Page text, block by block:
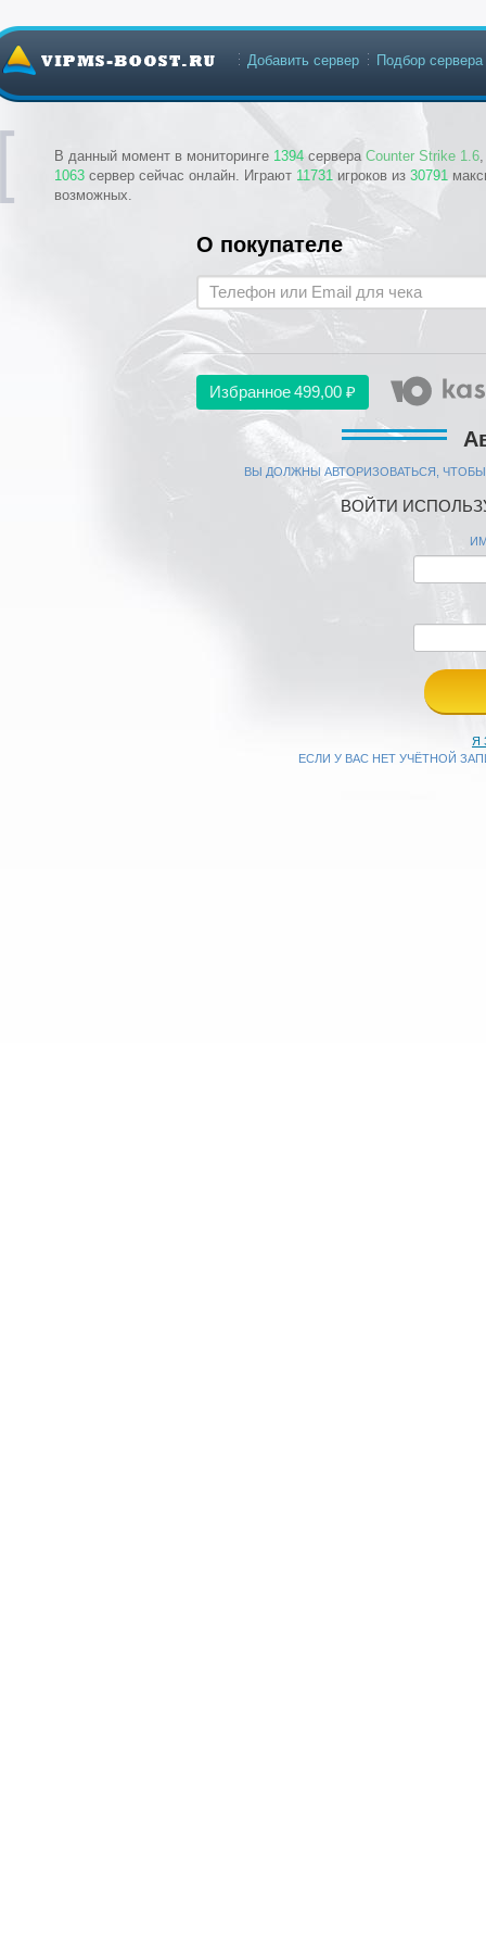
В данный момент в мониторинге 1394 сервера Counter Strike 1.6
1063 сервер сейчас онлайн. Играют 11731 игроков из 30791
возможных.
Добавить сервер Подбор сервера
О покупателе
Избранное499,00 ₽
ВЫ ДОЛЖНЫ АВТОРИЗОВАТЬСЯ,
ВОЙТИ
Я
ЕСЛИ У ВАС НЕТ УЧЁТНОЙ